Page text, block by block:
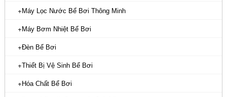
Máy Lọc Nước Bể Bơi Thông Minh
Máy Bơm Nhiệt Bể Bơi
Đèn Bể Bơi
Thiết Bị Vệ Sinh Bể Bơi
Hóa Chất Bể Bơi